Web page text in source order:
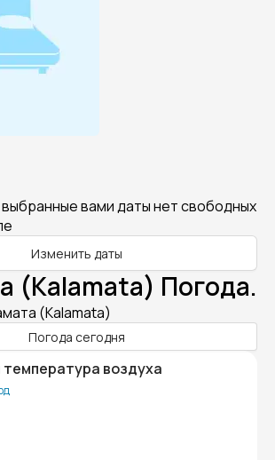
вами даты нет свободных
Изменить даты
(Kalamata) Погода.
(Kalamata)
Погода сегодня
воздуха